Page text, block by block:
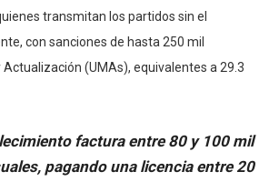
transmitan los partidos sin el
con sanciones de hasta 250 mil
(UMAs), equivalentes a 29.3
factura entre 80 y 100 mil
pagando una licencia entre 20